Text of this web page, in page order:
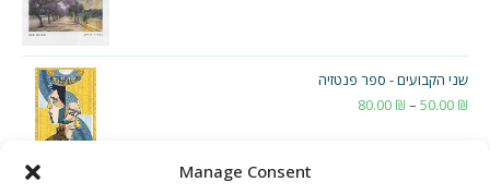
Manage Consent
שני הקבועים - ספר פנטזיה
50.00 ₪
–
80.00 ₪